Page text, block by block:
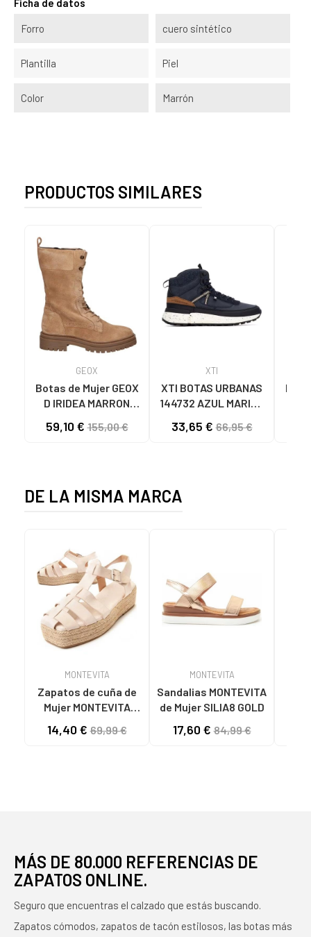
Ficha de datos
Forro cuero sintético
Plantilla Piel
Color Marrón
PRODUCTOS SIMILARES
GEOX
Botas de Mujer GEOX
D IRIDEA MARRON
59,10 €155,00 €
XTI
XTI BOTAS URBANAS
144732 AZUL MARINO
33,65 €66,95 €
DE LA MISMA MARCA
MONTEVITA
Zapatos de cuña de
Mujer MONTEVITA
MONTEVITA MECALI
14,40 €69,99 €
MONTEVITA
Sandalias MONTEVITA
de Mujer SILIA8 GOLD
17,60 €84,99 €
MÁS DE 80.000 REFERENCIAS DE
ZAPATOS ONLINE.
Seguro que encuentras el calzado que estás buscando.
Zapatos cómodos, zapatos de tacón estilosos, las botas más